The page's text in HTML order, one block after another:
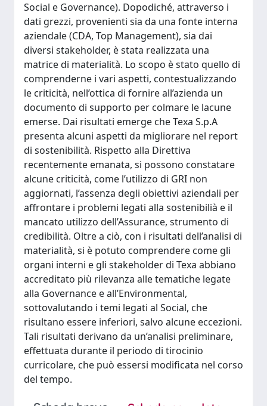
Social e Governance). Dopodiché, attraverso i
dati grezzi, provenienti sia da una fonte interna
aziendale (CDA, Top Management), sia dai
diversi stakeholder, è stata realizzata una
matrice di materialità. Lo scopo è stato quello di
comprenderne i vari aspetti, contestualizzando
le criticità, nell’ottica di fornire all’azienda un
documento di supporto per colmare le lacune
emerse. Dai risultati emerge che Texa S.p.A
presenta alcuni aspetti da migliorare nel report
di sostenibilità. Rispetto alla Direttiva
recentemente emanata, si possono constatare
alcune criticità, come l’utilizzo di GRI non
aggiornati, l’assenza degli obiettivi aziendali per
affrontare i problemi legati alla sostenibilià e il
mancato utilizzo dell’Assurance, strumento di
credibilità. Oltre a ciò, con i risultati dell’analisi di
materialità, si è potuto comprendere come gli
organi interni e gli stakeholder di Texa abbiano
accreditato più rilevanza alle tematiche legate
alla Governance e all’Environmental,
sottovalutando i temi legati al Social, che
risultano essere inferiori, salvo alcune eccezioni.
Tali risultati derivano da un’analisi preliminare,
effettuata durante il periodo di tirocinio
curricolare, che può essersi modificata nel corso
del tempo.